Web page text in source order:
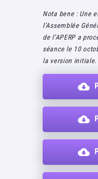
Nota bene : Une
l’Assemblée
de l’APERP a
séance le 10
la version initiale.